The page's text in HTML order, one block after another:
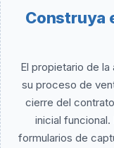
Construya
El propietario de
su proceso de
cierre del
inicial
formularios de